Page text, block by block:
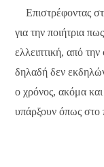
Επιστρέφοντας
για την ποιήτρια
ελλειπτική, από
δηλαδή δεν
ο χρόνος, ακόμα
υπάρξουν όπως στο